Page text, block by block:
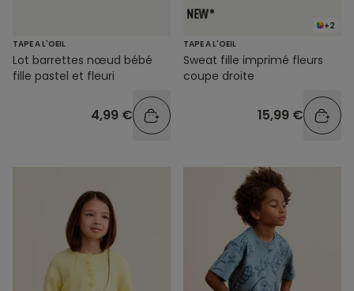
TAPE A L'OEIL
Lot barrettes nœud bébé
fille pastel et fleuri
4,99 €
+2
TAPE A L'OEIL
Sweat fille imprimé fleurs
coupe droite
15,99 €